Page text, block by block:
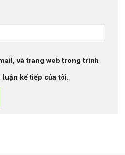
và trang web trong trình
luận kế tiếp của tôi.